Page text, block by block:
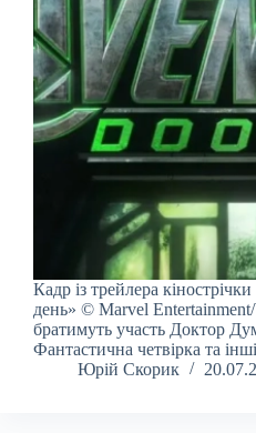
Кадр із трейлера
день» © Marvel
братимуть участь Доктор
Фантастична четвірка та
Юрій Скорик